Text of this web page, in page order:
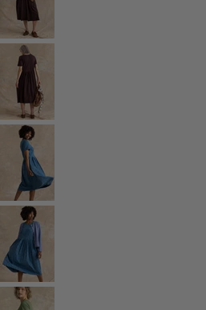
Kollektionen
Der Kimono im Fokus
Monsoon
Weite Felder
Coimbatore
Gudrun-Klassiker
Sonnenblumen für UNHCR